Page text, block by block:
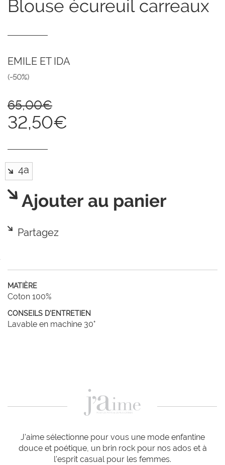
blouse écureuil carreaux
EMILE ET IDA
(-50%)
65,00€
32,50€
Ajouter au panier
Partagez
MATIÈRE
Coton 100%
CONSEILS D'ENTRETIEN
Lavable en machine 30°
J'aime sélectionne pour vous une mode enfantine
douce et poétique, un brin rock pour nos ados et à
l'esprit casual pour les femmes.